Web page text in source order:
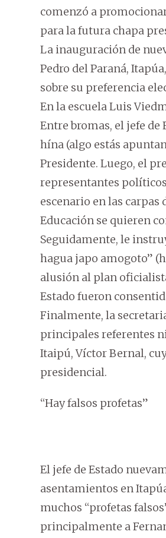
comenzó a
para la futura chapa
La inauguración de
Pedro del Paraná,
sobre su preferencia
En la escuela Luis
Entre bromas, el jefe de
hína (algo estás
Presidente. Luego, el
representantes
escenario en las
Educación se quieren
Seguidamente, le
hagua japo amogoto”
alusión al plan
Estado fueron
Finalmente, la
principales referentes
Itaipú, Víctor Bernal,
presidencial.
“Hay falsos profetas”
El jefe de Estado
asentamientos en
muchos “profetas
principalmente a